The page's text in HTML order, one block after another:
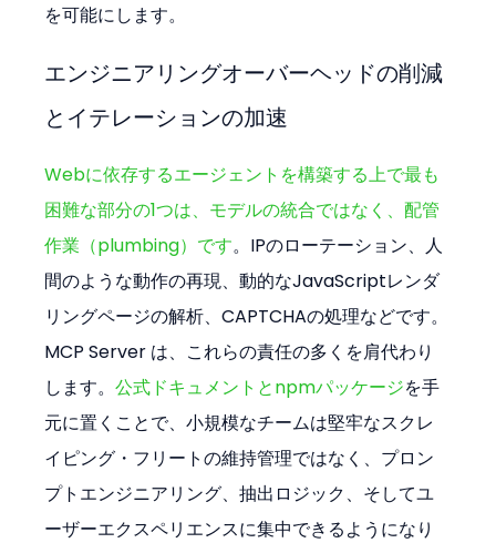
を可能にします。
エンジニアリングオーバーヘッドの削減
とイテレーションの加速
Webに依存するエージェントを構築する上で最も
困難な部分の1つは、モデルの統合ではなく、配管
作業（plumbing）です。IPのローテーション、人
間のような動作の再現、動的なJavaScriptレンダ
リングページの解析、CAPTCHAの処理などです。
MCP Server は、これらの責任の多くを肩代わり
します。公式ドキュメントとnpmパッケージを手
元に置くことで、小規模なチームは堅牢なスクレ
イピング・フリートの維持管理ではなく、プロン
プトエンジニアリング、抽出ロジック、そしてユ
ーザーエクスペリエンスに集中できるようになり